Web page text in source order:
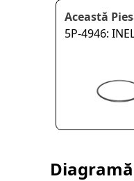
Această
5P-4946: